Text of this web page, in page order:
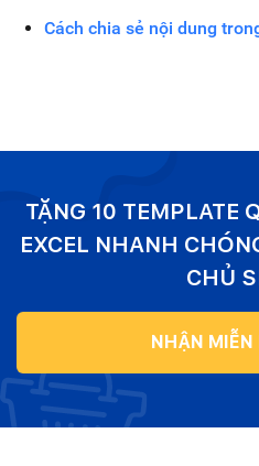
Cách chia sẻ nội dung
TẶNG 10 TEMPLATE
EXCEL NHANH
CHỦ
NHẬN MIỄN